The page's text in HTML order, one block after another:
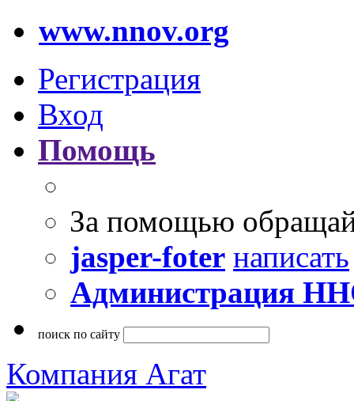
www.nnov.org
Регистрация
Вход
Помощь
За помощью
jasper-foter написать
Администрация
поиск по сайту
Компания Агат